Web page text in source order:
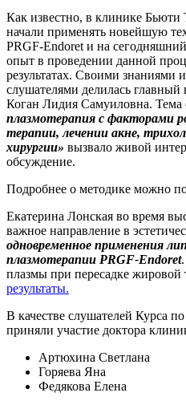
Как известно, в клинике
начали применять новейшую
PRGF-Endoret и на
опыт в проведении данной
результатах. Своими знаниями
слушателями делилась
Коган Лидия Самуиловна. Тема
плазмотерапия с факторами
терапии, лечении акне,
хирургии» вызвало живой
обсуждение.
Подробнее о методике можно
Екатерина Лонская во время
важное направление в
одновременное применения
плазмотерапии PRGF-Endoret
плазмы при пересадке жировой
результаты.
В качестве слушателей Курса
приняли участие доктора
Артюхина Светлана
Горяева Яна
Федякова Елена